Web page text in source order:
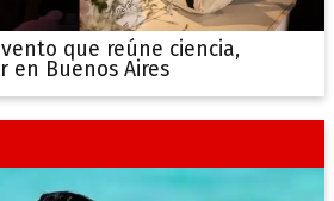
que reúne ciencia,
en Buenos Aires